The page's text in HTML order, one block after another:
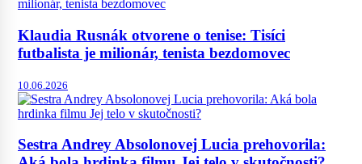
Klaudia Rusnák otvorene o tenise: Tisíci
futbalista je milionár, tenista bezdomovec
10.06.2026
Sestra Andrey Absolonovej Lucia prehovorila: